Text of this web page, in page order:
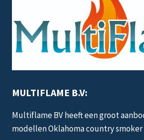
worden
op
de
MULTIFLAME B.V:
Multiflame BV heeft een groot
modellen Oklahoma country smoker